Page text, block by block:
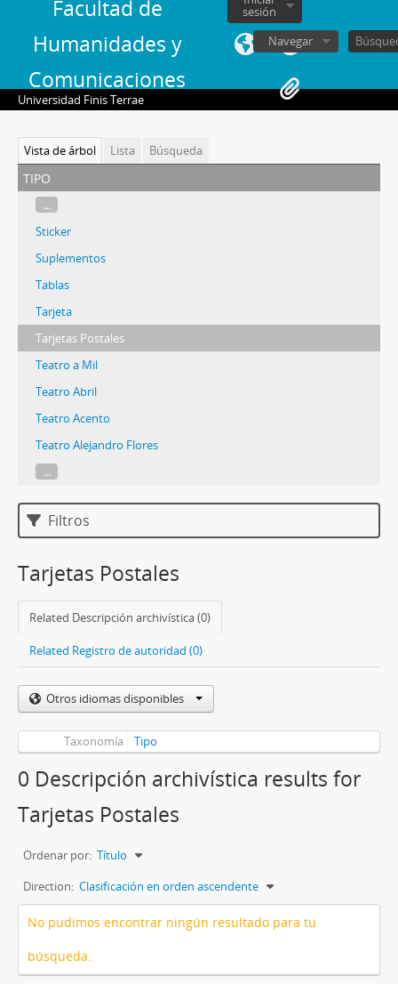
Facultad de
Humanidades y
Comunicaciones
sesión
Navegar
Universidad Finis Terrae
Vista de árbol Lista Búsqueda
tipo
...
Sticker
Suplementos
Tablas
Tarjeta
Tarjetas Postales
Teatro a Mil
Teatro Abril
Teatro Acento
Teatro Alejandro Flores
...
Filtros
Tarjetas Postales
Related Descripción archivística (0)
Related Registro de autoridad (0)
Otros idiomas disponibles
Taxonomía Tipo
0 Descripción archivística results for
Tarjetas Postales
Ordenar por: Título
Direction: Clasificación en orden ascendente
No pudimos encontrar ningún resultado para tu
búsqueda.